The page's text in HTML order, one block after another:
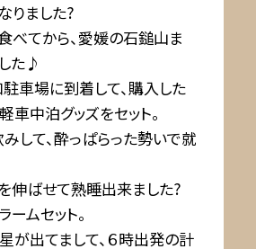
りました?
べてから、愛媛の石鎚山ま
た♪
車場に到着して、購入した
車中泊グッズをセット。
して、酔っぱらった勢いで就
伸ばせて熟睡出来ました?
ムセット。
が出てまして、６時出発の計